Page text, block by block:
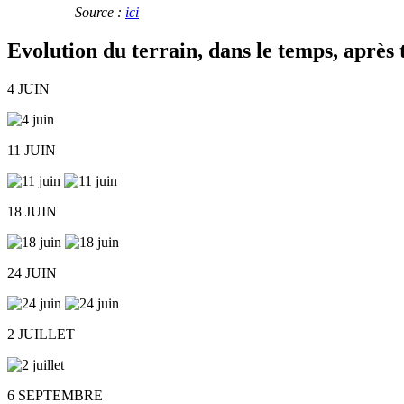
Source : ici
Evolution du terrain, dans le temps, après
4 JUIN
11 JUIN
18 JUIN
24 JUIN
2 JUILLET
6 SEPTEMBRE